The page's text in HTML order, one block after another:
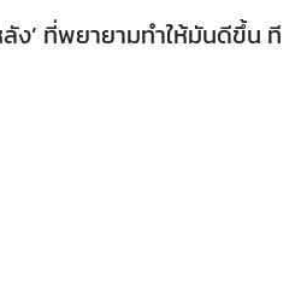
ง’ ที่พยายามทำให้มันดีขึ้น ที